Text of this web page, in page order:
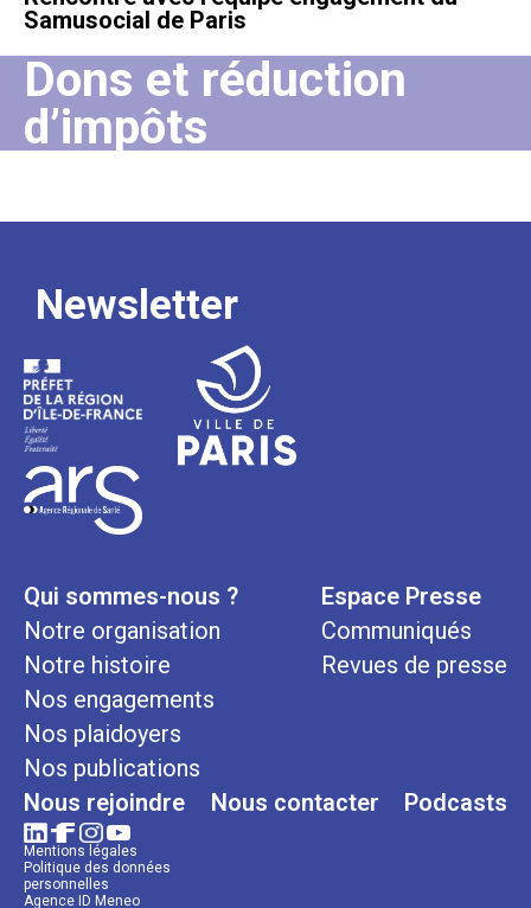
Samusocial de Paris
Dons et réduction
d’impôts
Newsletter
Qui sommes-nous ?
Notre organisation
Notre histoire
Nos engagements
Nos plaidoyers
Nos publications
Espace Presse
Communiqués
Revues de presse
Nous rejoindre Nous contacter Podcasts
Mentions légales
Politique des données
personnelles
Agence ID Meneo